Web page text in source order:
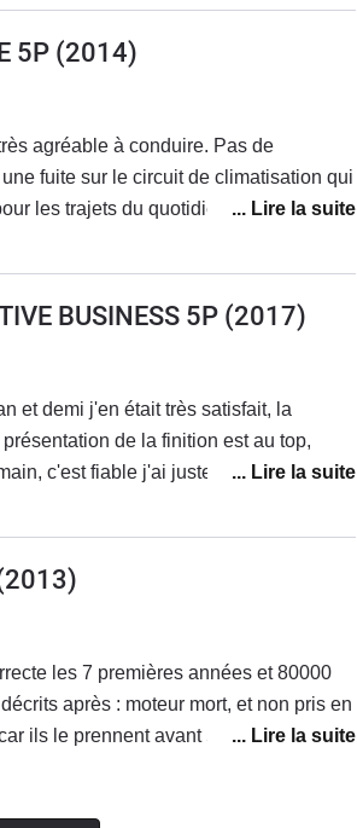
5P (2014)
agréable à conduire. Pas de
fuite sur le circuit de climatisation qui
les trajets du quotidien mais je
sont fatiguants avec ce véhicule. La
je vais regretter le toit
BUSINESS 5P (2017)
et demi j'en était très satisfait, la
de la finition est au top,
c'est fiable j'ai juste eu un soucis
un peu quand il voulait
chère a l'entretien, le bluetooth avait
bon, un peu ferme quand meme mais
mais c'est une citadine donc normal
à 100%
les 7 premières années et 80000
après : moteur mort, et non pris en
ils le prennent avant 5 ans ET 150000